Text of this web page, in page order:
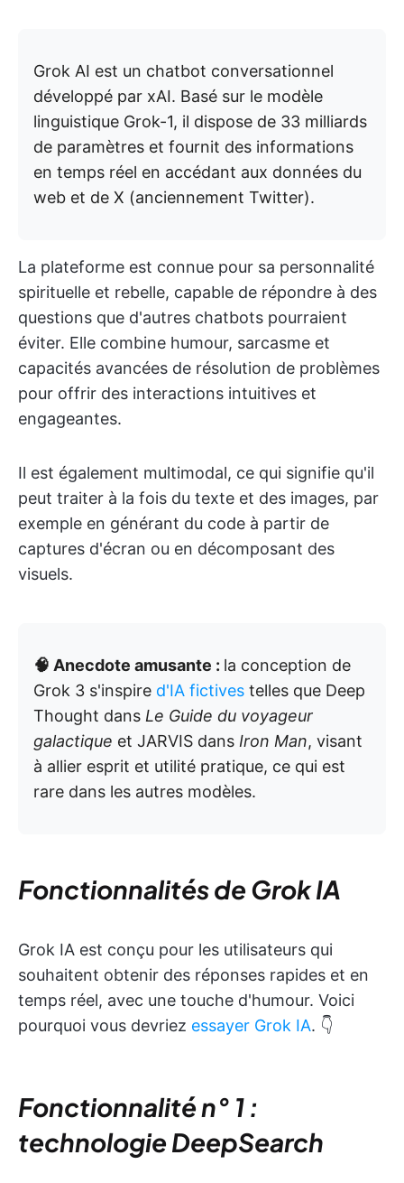
Grok AI est un chatbot conversationnel
développé par xAI. Basé sur le modèle
linguistique Grok-1, il dispose de 33 milliards
de paramètres et fournit des informations
en temps réel en accédant aux données du
web et de X (anciennement Twitter).
La plateforme est connue pour sa personnalité
spirituelle et rebelle, capable de répondre à des
questions que d'autres chatbots pourraient
éviter. Elle combine humour, sarcasme et
capacités avancées de résolution de problèmes
pour offrir des interactions intuitives et
engageantes.
Il est également multimodal, ce qui signifie qu'il
peut traiter à la fois du texte et des images, par
exemple en générant du code à partir de
captures d'écran ou en décomposant des
visuels.
🧠 Anecdote amusante : la conception de
Grok 3 s'inspire d'IA fictives telles que Deep
Thought dans Le Guide du voyageur
galactique et JARVIS dans Iron Man, visant
à allier esprit et utilité pratique, ce qui est
rare dans les autres modèles.
Fonctionnalités de Grok IA
Grok IA est conçu pour les utilisateurs qui
souhaitent obtenir des réponses rapides et en
temps réel, avec une touche d'humour. Voici
pourquoi vous devriez essayer Grok IA. 👇
Fonctionnalité n° 1 :
technologie DeepSearch